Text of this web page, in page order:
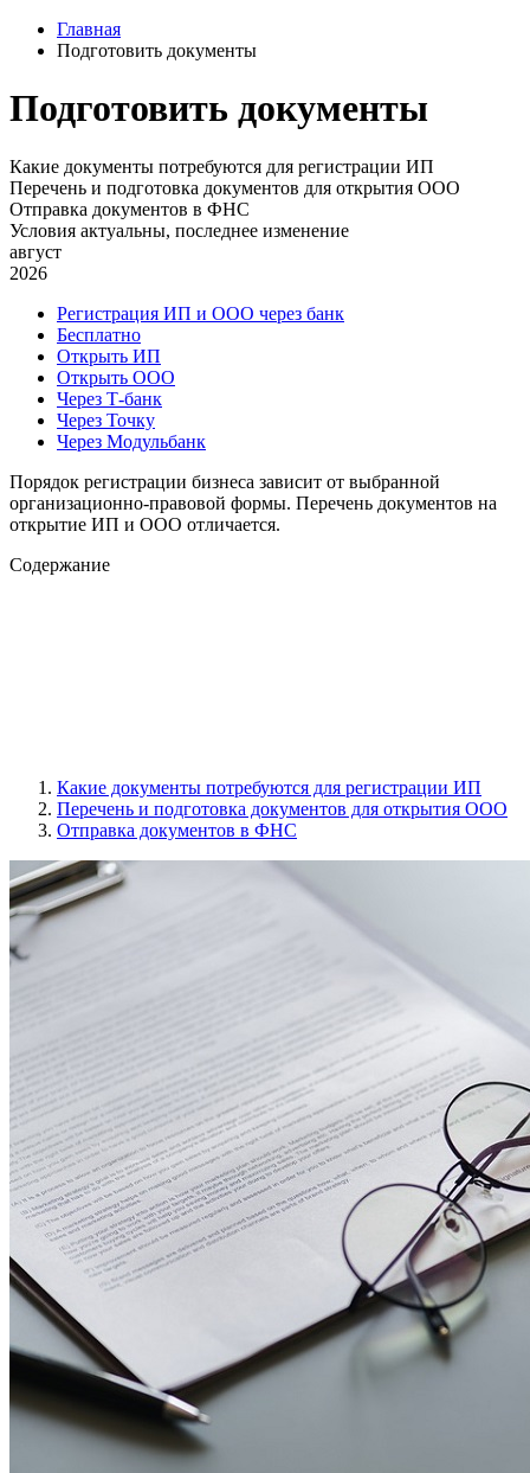
Главная
Подготовить документы
Подготовить документы
Какие документы потребуются для регистрации ИП
Перечень и подготовка документов для открытия ООО
Отправка документов в ФНС
Условия актуальны, последнее изменение
август
2026
Регистрация ИП и ООО через банк
Бесплатно
Открыть ИП
Открыть ООО
Через Т-банк
Через Точку
Через Модульбанк
Порядок регистрации бизнеса зависит от выбранной
организационно-правовой формы. Перечень документов на
открытие ИП и ООО отличается.
Содержание
Какие документы потребуются для регистрации ИП
Перечень и подготовка документов для открытия ООО
Отправка документов в ФНС